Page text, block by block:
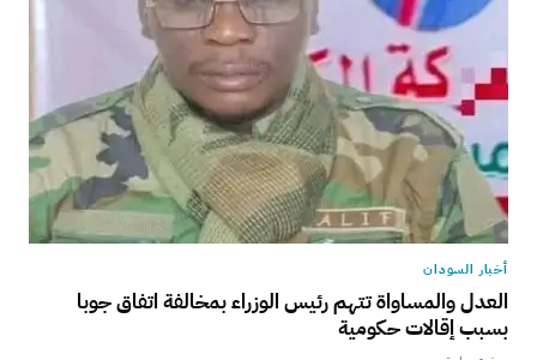
أخبار السودان
العدل والمساواة تتهم رئيس الوزراء بمخالفة اتفاق جوبا
بسبب إقالات حكومية